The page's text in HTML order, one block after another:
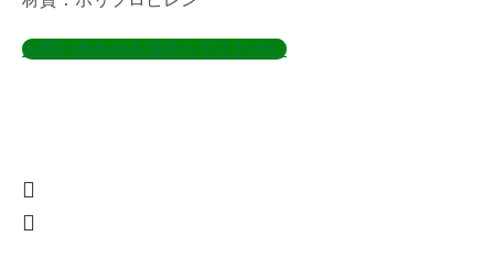
お問い合わせを送信してください